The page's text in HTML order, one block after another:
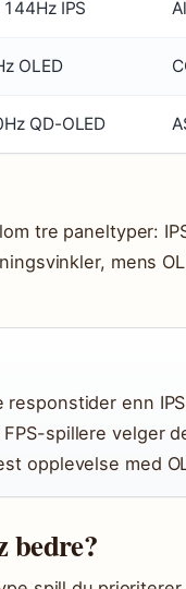
IPS
OLED
QD-OLED
tre paneltyper:
mens
responstider enn
spillere velger
opplevelse med
bedre?